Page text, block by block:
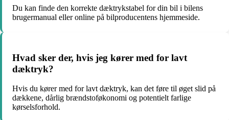
Du kan finde den korrekte dæktrykstabel for din bil i bilens
brugermanual eller online på bilproducentens hjemmeside.
Hvad sker der, hvis jeg kører med for lavt
dæktryk?
Hvis du kører med for lavt dæktryk, kan det føre til øget slid på
dækkene, dårlig brændstoføkonomi og potentielt farlige
kørselsforhold.